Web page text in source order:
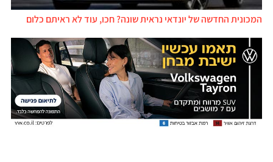
המכונית החדשה של יונדאי נראית שונה? חכו, עוד לא ראיתם כלום